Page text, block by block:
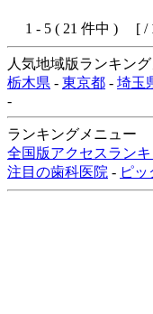
1 - 5 ( 21 件中 ) [ /
人気地域版ランキン
栃木県 - 東京都 - 埼玉
-
ランキングメニュー
全国版アクセスラン
注目の歯科医院 - ピ